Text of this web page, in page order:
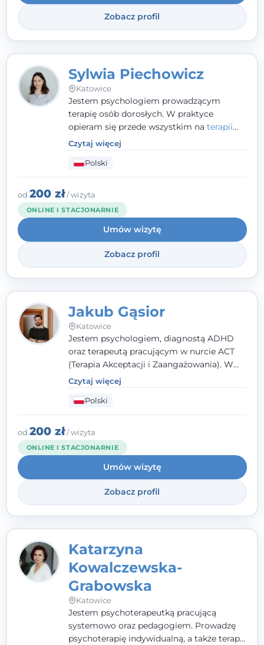
Zobacz profil
Sylwia Piechowicz
Katowice
Jestem psychologiem prowadzącym
terapię osób dorosłych. W praktyce
opieram się przede wszystkim na terapii
poznawczo-behawioralnej
podejściu skoncentrowanym na
rozwiązaniach (TSR) oraz Racjonalnej
Terapii Zachowania (RTZ). Dużą wagę
przykładam do relacji opartej na empatii,
poczuciu bezpieczeństwa i wzajemnym
zrozumieniu.
Czytaj więcej
Polski
od 200 zł/ wizyta
ONLINE I STACJONARNIE
Umów wizytę
Zobacz profil
Jakub Gąsior
Katowice
Jestem psychologiem, diagnostą ADHD
oraz terapeutą pracującym w nurcie ACT
(Terapia Akceptacji i Zaangażowania). W
kontakcie z pacjentem najważniejsze są dla
mnie serdeczność, zrozumienie i atmosfera
pełna ciepła. Wierzę, że skuteczna terapia
to wspólne działanie - razem tworzymy
zespół, który szuka rozwiązań.
Czytaj więcej
Polski
od 200 zł/ wizyta
ONLINE I STACJONARNIE
Umów wizytę
Zobacz profil
Katarzyna
Kowalczewska-
Grabowska
Katowice
Jestem psychoterapeutką pracującą
systemowo oraz pedagogiem. Prowadzę
psychoterapię indywidualną, a także terapię